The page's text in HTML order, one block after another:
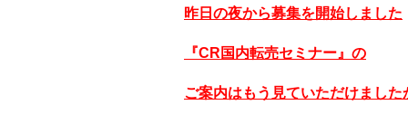
昨日の夜から募集を開始しました
『CR国内転売セミナー』の
ご案内はもう見ていただけました